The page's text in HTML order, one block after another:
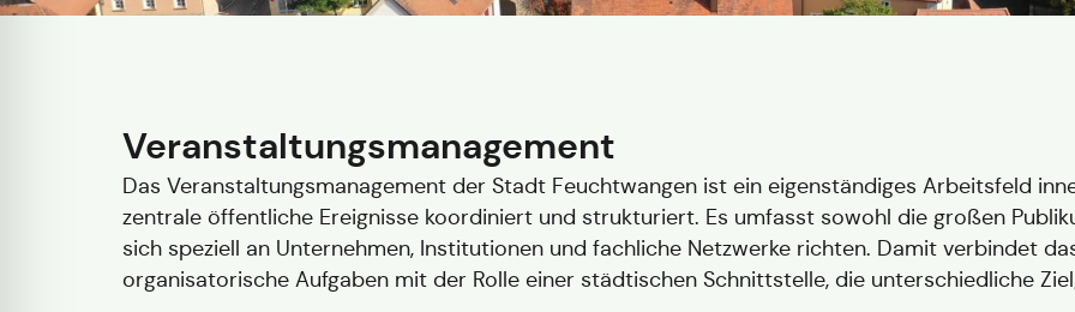
Veranstaltungsmanagement
Das Veranstaltungsmanagement der Stadt Feuchtwangen ist ein eigenständiges Arbeitsfeld
zentrale öffentliche Ereignisse koordiniert und strukturiert. Es umfasst sowohl die großen
sich speziell an Unternehmen, Institutionen und fachliche Netzwerke richten. Damit verbindet
organisatorische Aufgaben mit der Rolle einer städtischen Schnittstelle, die unterschiedliche